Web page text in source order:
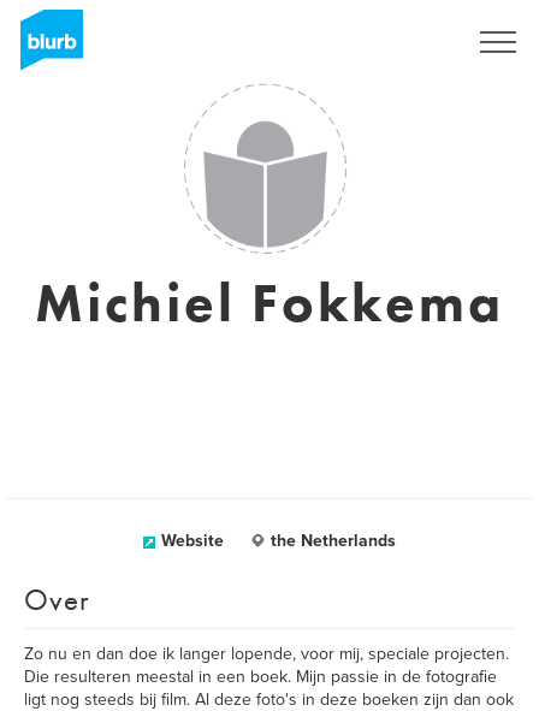
Michiel Fokkema
Website the Netherlands
Over
Zo nu en dan doe ik langer lopende, voor mij, speciale projecten.
Die resulteren meestal in een boek. Mijn passie in de fotografie
ligt nog steeds bij film. Al deze foto's in deze boeken zijn dan ook